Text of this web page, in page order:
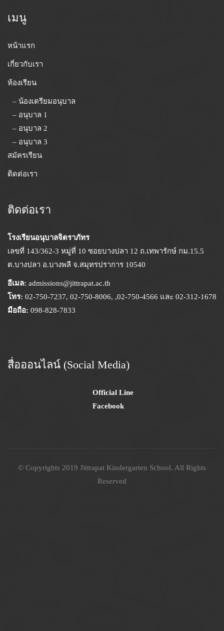
เมนู
หน้าแรก
เกี่ยวกับเรา
ห้องเรียน
– น้องเตรียมอนุบาล
– อนุบาล 1
– อนุบาล 2
– อนุบาล 3
สมัครเรียน
ติดต่อเรา
ติดต่อเรา
โรงเรียนอนุบาลจิตราภัทร
เลขที่ 143/362-3 หมู่ที่ 10 ซอยบางปลา 12 ถ.เทพารักษ์ กม.15.5
ต.บางปลา อ.บางพลี จ.สมุทรปราการ 10540
อีเมล: admissions@jittrapat.ac.th
โทร: 02-750-7237, 02-750-8006, ,02-750-4566 และ 02-312-1678
มือถือ: 098-828-7833
สื่อออนไลน์ (Social Media)
Official Line
Facebook
© Copyrights 2019 Jittrapat Kindergarten School. All Rights
Reserved